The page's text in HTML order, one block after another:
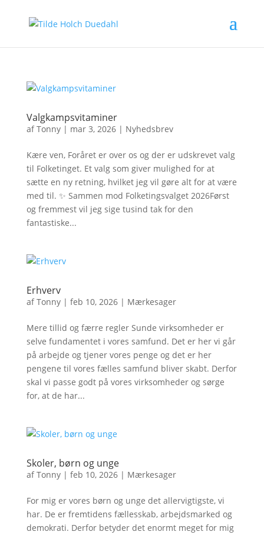
Valgkampsvitaminer
afTonny| mar 3, 2026| Nyhedsbrev
Kære ven, Foråret er over os og der er udskrevet valg
til Folketinget. Et valg som giver mulighed for at
sætte en ny retning, hvilket jeg vil gøre alt for at være
med til. ✨ Sammen mod Folketingsvalget 2026Først
og fremmest vil jeg sige tusind tak for den
fantastiske...
Erhverv
afTonny| feb 10, 2026| Mærkesager
Mere tillid og færre regler Sunde virksomheder er
selve fundamentet i vores samfund. Det er her vi går
på arbejde og tjener vores penge og det er her
pengene til vores fælles samfund bliver skabt. Derfor
skal vi passe godt på vores virksomheder og sørge
for, at de har...
Skoler, børn og unge
afTonny| feb 10, 2026| Mærkesager
For mig er vores børn og unge det allervigtigste, vi
har. De er fremtidens fællesskab, arbejdsmarked og
demokrati. Derfor betyder det enormt meget for mig